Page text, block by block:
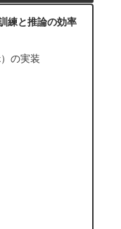
練と推論の効率
の実装